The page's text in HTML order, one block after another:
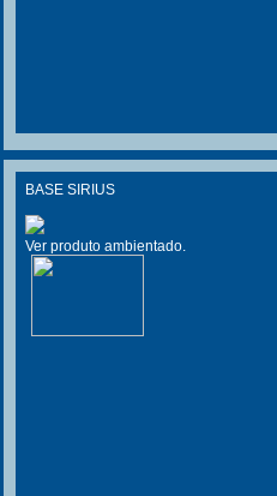
BASE SIRIUS
Ver produto ambientado.